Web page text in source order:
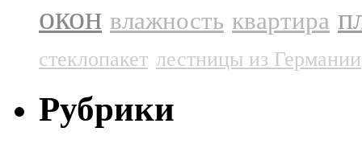
окон влажность квартира
стеклопакет лестницы из Германии
Рубрики